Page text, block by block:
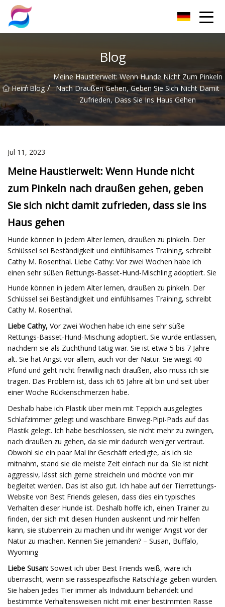
Blog
Heim
/ Blog /
Meine Haustierwelt: Wenn Hunde Nicht Zum Pinkeln
Nach Draußen Gehen, Geben Sie Sich Nicht Damit
Zufrieden, Dass Sie Ins Haus Gehen
Jul 11, 2023
Meine Haustierwelt: Wenn Hunde nicht
zum Pinkeln nach draußen gehen, geben
Sie sich nicht damit zufrieden, dass sie ins
Haus gehen
Hunde können in jedem Alter lernen, draußen zu pinkeln. Der
Schlüssel sei Beständigkeit und einfühlsames Training, schreibt
Cathy M. Rosenthal. Liebe Cathy: Vor zwei Wochen habe ich
einen sehr süßen Rettungs-Basset-Hund-Mischling adoptiert. Sie
Hunde können in jedem Alter lernen, draußen zu pinkeln. Der
Schlüssel sei Beständigkeit und einfühlsames Training, schreibt
Cathy M. Rosenthal.
Liebe Cathy, Vor zwei Wochen habe ich eine sehr süße
Rettungs-Basset-Hund-Mischung adoptiert. Sie wurde entlassen,
nachdem sie als Zuchthund tätig war. Sie ist etwa 5 bis 7 Jahre
alt. Sie hat Angst vor allem, auch vor der Natur. Sie wiegt 40
Pfund und geht nicht freiwillig nach draußen, also muss ich sie
tragen. Das Problem ist, dass ich 65 Jahre alt bin und seit über
einer Woche Rückenschmerzen habe.
Deshalb habe ich Plastik über mein mit Teppich ausgelegtes
Schlafzimmer gelegt und waschbare Einweg-Pipi-Pads auf das
Plastik gelegt. Ich habe beschlossen, sie nicht mehr zu zwingen,
nach draußen zu gehen, da sie mir dadurch weniger vertraut.
Obwohl sie ein paar Mal ihr Geschäft erledigte, als ich sie
mitnahm, stand sie die meiste Zeit einfach nur da. Sie ist nicht
aggressiv, lässt sich gerne streicheln und möchte von mir
begleitet werden. Das ist also gut. Ich habe auf der Tierrettungs-
Website von Best Friends gelesen, dass dies ein typisches
Verhalten dieser Hunde ist. Deshalb hoffe ich, einen Trainer zu
finden, der sich mit diesen Hunden auskennt und mir helfen
kann, sie stubenrein zu machen und ihr weniger Angst vor der
Natur zu machen. Kennen Sie jemanden? – Susan, Buffalo,
Wyoming
Liebe Susan: Soweit ich über Best Friends weiß, wäre ich
überrascht, wenn sie rassespezifische Ratschläge geben würden.
Sie haben jedes Tier immer als Individuum behandelt und
bestimmte Verhaltensweisen nicht mit einer bestimmten Rasse